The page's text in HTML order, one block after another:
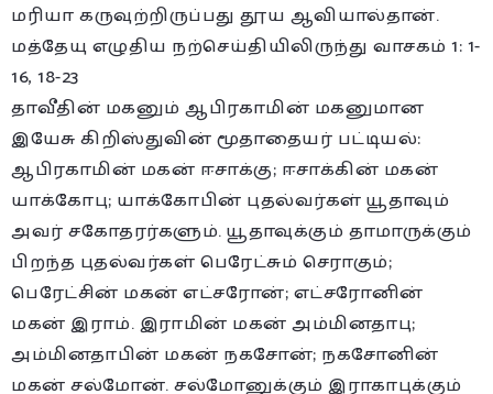
மரியா கருவுற்றிருப்பது தூய ஆவியால்தான்.
மத்தேயு எழுதிய நற்செய்தியிலிருந்து வாசகம் 1: 1-
16, 18-23
தாவீதின் மகனும் ஆபிரகாமின் மகனுமான
இயேசு கிறிஸ்துவின் மூதாதையர் பட்டியல்:
ஆபிரகாமின் மகன் ஈசாக்கு; ஈசாக்கின் மகன்
யாக்கோபு; யாக்கோபின் புதல்வர்கள் யூதாவும்
அவர் சகோதரர்களும். யூதாவுக்கும் தாமாருக்கும்
பிறந்த புதல்வர்கள் பெரேட்சும் செராகும்;
பெரேட்சின் மகன் எட்சரோன்; எட்சரோனின்
மகன் இராம். இராமின் மகன் அம்மினதாபு;
அம்மினதாபின் மகன் நகசோன்; நகசோனின்
மகன் சல்மோன். சல்மோனுக்கும் இராகாபுக்கும்